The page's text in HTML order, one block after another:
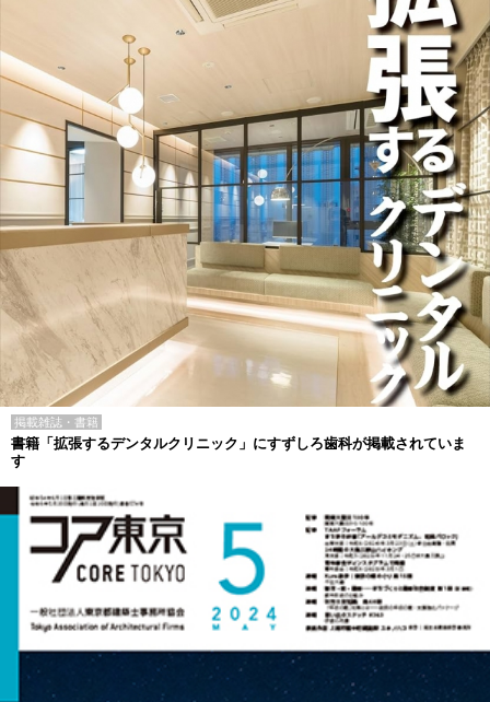
掲載雑誌・書籍
書籍「拡張するデンタルクリニック」にすずしろ歯科が掲載されていま
す